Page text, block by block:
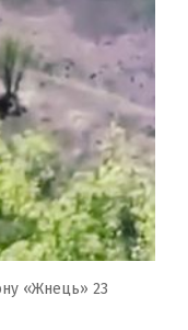
«Жнець» 23